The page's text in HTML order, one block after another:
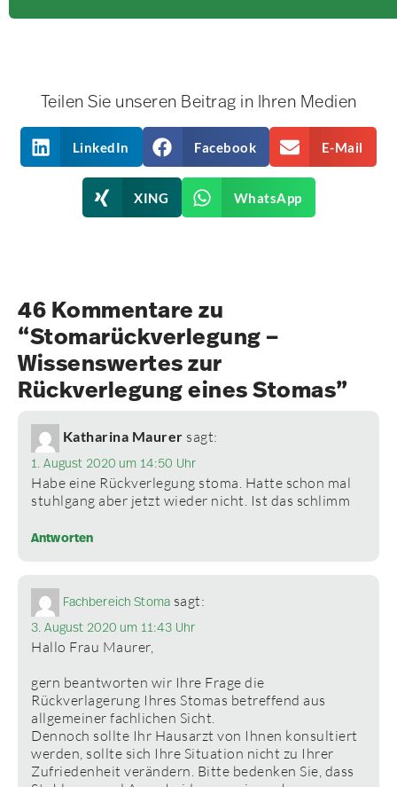
Teilen Sie unseren Beitrag in Ihren Medien
LinkedIn Facebook E-Mail
XING WhatsApp
46 Kommentare zu
“Stomarückverlegung –
Wissenswertes zur
Rückverlegung eines Stomas”
Katharina Maurer sagt:
1. August 2020 um 14:50 Uhr
Habe eine Rückverlegung stoma. Hatte schon mal
stuhlgang aber jetzt wieder nicht. Ist das schlimm
Antworten
Fachbereich Stoma sagt:
3. August 2020 um 11:43 Uhr
Hallo Frau Maurer,
gern beantworten wir Ihre Frage die
Rückverlagerung Ihres Stomas betreffend aus
allgemeiner fachlichen Sicht.
Dennoch sollte Ihr Hausarzt von Ihnen konsultiert
werden, sollte sich Ihre Situation nicht zu Ihrer
Zufriedenheit verändern. Bitte bedenken Sie, dass